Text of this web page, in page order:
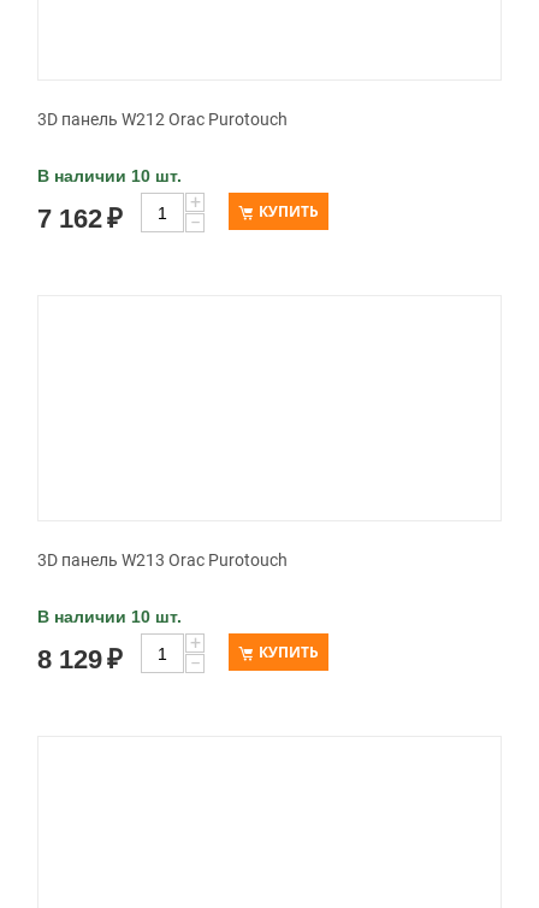
3D панель W212 Orac Purotouch
В наличии 10 шт.
7 162₽
+
−
КУПИТЬ
3D панель W213 Orac Purotouch
В наличии 10 шт.
8 129₽
+
−
КУПИТЬ